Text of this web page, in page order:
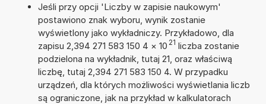
Jeśli przy opcji 'Liczby w zapisie naukowym'
postawiono znak wyboru, wynik zostanie
wyświetlony jako wykładniczy. Przykładowo, dla
zapisu 2,394 271 583 150 4 × 10 21 liczba zostanie
podzielona na wykładnik, tutaj 21, oraz właściwą
liczbę, tutaj 2,394 271 583 150 4. W przypadku
urządzeń, dla których możliwości wyświetlania liczb
są ograniczone, jak na przykład w kalkulatorach